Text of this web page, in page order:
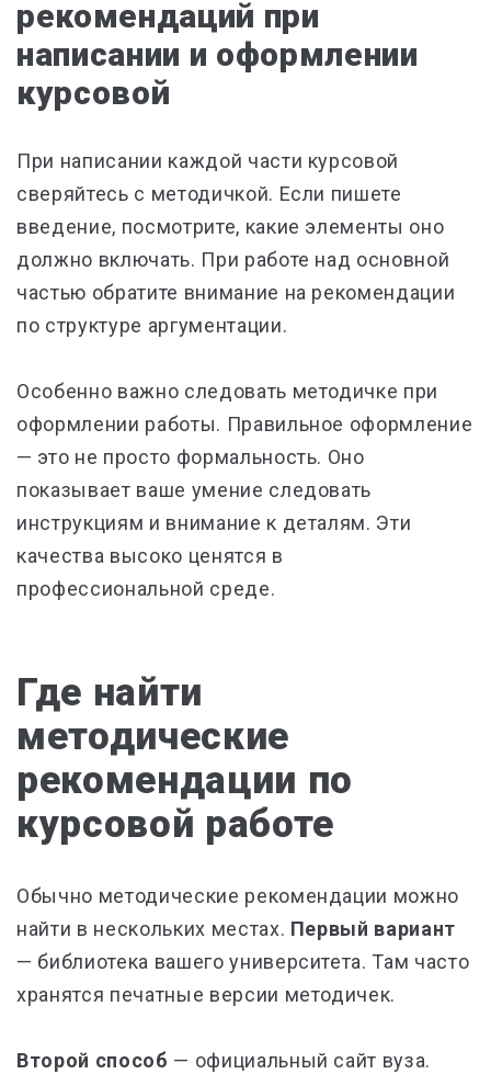
рекомендаций при
написании и оформлении
курсовой
При написании каждой части курсовой
сверяйтесь с методичкой. Если пишете
введение, посмотрите, какие элементы оно
должно включать. При работе над основной
частью обратите внимание на рекомендации
по структуре аргументации.
Особенно важно следовать методичке при
оформлении работы. Правильное оформление
— это не просто формальность. Оно
показывает ваше умение следовать
инструкциям и внимание к деталям. Эти
качества высоко ценятся в
профессиональной среде.
Где найти
методические
рекомендации по
курсовой работе
Обычно методические рекомендации можно
найти в нескольких местах. Первый вариант
— библиотека вашего университета. Там часто
хранятся печатные версии методичек.
Второй способ — официальный сайт вуза.